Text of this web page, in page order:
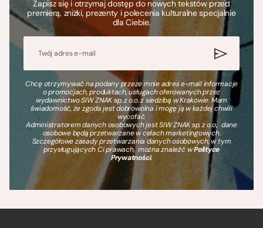
Zapisz się i otrzymaj dostęp do nowych tekstów przed
premierą, zniżki, prezenty i polecenia kulturalne specjalnie
dla Ciebie.
Chcę otrzymywać na podany przeze mnie adres e-mail informacje
o promocjach, produktach, usługach oferowanych przez
wydawnictwo SIW ZNAK sp. z o.o. z siedzibą w Krakowie. Mam
świadomość, że zgoda jest dobrowolna i mogę ją w każdej chwili
wycofać.
Administratorem danych osobowych jest SIW ZNAK sp. z o.o., dane
osobowe będą przetwarzane w celach marketingowych.
Szczegółowe zasady przetwarzania danych osobowych, w tym
przysługujących Ci prawach, można znaleźć wPolityce
Prywatności.